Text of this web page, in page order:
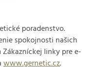
poradenstvo.
spokojnosti našich
linky pre e-
www.gernetic.cz.